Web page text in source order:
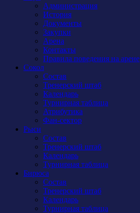
Администрация
История
Документы
Закупки
Арена
Контакты
Правила поведения на арене
Сокол
Состав
Тренерский штаб
Календарь
Турнирная таблица
Атрибутика
Фан-сектор
Рыси
Состав
Тренерский штаб
Календарь
Турнирная таблица
Бирюса
Состав
Тренерский штаб
Календарь
Турнирная таблица